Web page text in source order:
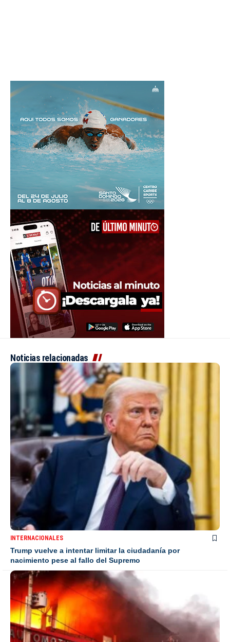
Noticias relacionadas
INTERNACIONALES
Trump vuelve a intentar limitar la ciudadanía por
nacimiento pese al fallo del Supremo